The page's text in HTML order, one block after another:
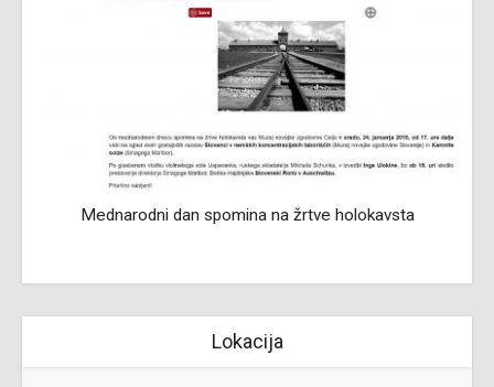
Mednarodni dan spomina na žrtve holokavsta
Lokacija